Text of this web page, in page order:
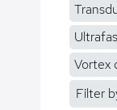
Vortex
Filter